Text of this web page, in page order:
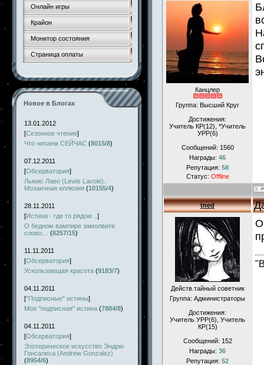
Онлайн игры
Крайон
Монитор состояния
Страница оплаты
Новое в Блогах
13.01.2012
[Сезонное чтение]
Что читаем СЕЙЧАС (8015/8)
07.12.2011
[Обсерватория]
Льюис Лаво (Lewis Lavoie).
Мозаичная иллюзия (10155/4)
28.11.2011
[Истина - где то рядом... ]
О бедном вампире замолвите
слово…
(8257/15)
11.11.2011
[Обсерватория]
Ускользающая красота (9183/7)
04.11.2011
["Подписные" истины]
Моя "подписная" истина (7884/8)
04.11.2011
[Обсерватория]
Эзотерическое искусство Эндрю
Гонсалеса (Andrew Gonzalez)
(8954/6)
Канцлер
Группа: Высший Круг
Достижения:
Учитель КР(12), *Учитель
УРР(6)
Сообщений: 1560
Награды: 46
Репутация: 58
Статус: Offline
tned
Действ.тайный советник
Группа: Администраторы
Достижения:
Учитель УРР(6), Учитель
КР(15)
Сообщений: 152
Награды: 36
Репутация: 52